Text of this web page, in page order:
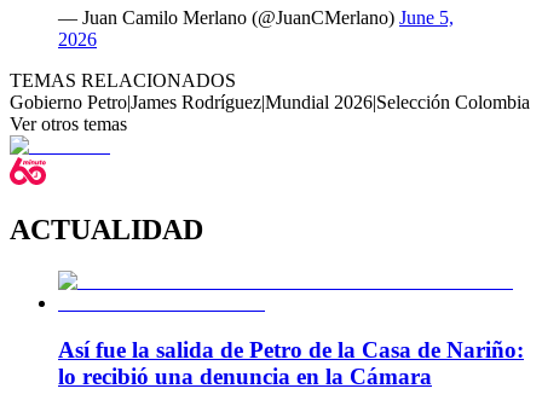
— Juan Camilo Merlano (@JuanCMerlano) June 5,
2026
TEMAS RELACIONADOS
Gobierno Petro|James Rodríguez|Mundial 2026|Selección Colombia
Ver otros temas
ACTUALIDAD
Así fue la salida de Petro de la Casa de Nariño:
lo recibió una denuncia en la Cámara